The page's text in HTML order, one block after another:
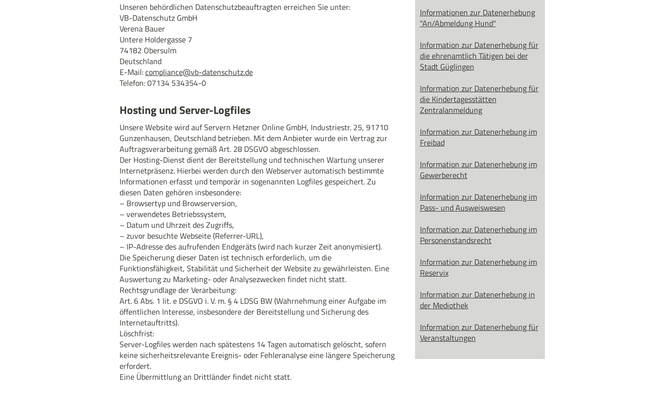
Unseren behördlichen Datenschutzbeauftragten erreichen Sie unter:
VB-Datenschutz GmbH
Verena Bauer
Untere Holdergasse 7
74182 Obersulm
Deutschland
E-Mail:compliance@vb-datenschutz.de
Telefon: 07134 534354-0
Hosting und Server-Logfiles
Unsere Website wird auf Servern Hetzner Online GmbH, Industriestr. 25, 91710
Gunzenhausen, Deutschland betrieben. Mit dem Anbieter wurde ein Vertrag zur
Auftragsverarbeitung gemäß Art. 28 DSGVO abgeschlossen.
Der Hosting-Dienst dient der Bereitstellung und technischen Wartung unserer
Internetpräsenz. Hierbei werden durch den Webserver automatisch bestimmte
Informationen erfasst und temporär in sogenannten Logfiles gespeichert. Zu
diesen Daten gehören insbesondere:
– Browsertyp und Browserversion,
– verwendetes Betriebssystem,
– Datum und Uhrzeit des Zugriffs,
– zuvor besuchte Webseite (Referrer-URL),
– IP-Adresse des aufrufenden Endgeräts (wird nach kurzer Zeit anonymisiert).
Die Speicherung dieser Daten ist technisch erforderlich, um die
Funktionsfähigkeit, Stabilität und Sicherheit der Website zu gewährleisten. Eine
Auswertung zu Marketing- oder Analysezwecken findet nicht statt.
Rechtsgrundlage der Verarbeitung:
Art. 6 Abs. 1 lit. e DSGVO i. V. m. § 4 LDSG BW (Wahrnehmung einer Aufgabe im
öffentlichen Interesse, insbesondere der Bereitstellung und Sicherung des
Internetauftritts).
Löschfrist:
Server-Logfiles werden nach spätestens 14 Tagen automatisch gelöscht, sofern
keine sicherheitsrelevante Ereignis- oder Fehleranalyse eine längere Speicherung
erfordert.
Eine Übermittlung an Drittländer findet nicht statt.
Informationen zur Datenerhebung
"An/Abmeldung Hund"
Information zur Datenerhebung für
die ehrenamtlich Tätigen bei der
Stadt Güglingen
Information zur Datenerhebung für
die Kindertagesstätten
Zentralanmeldung
Information zur Datenerhebung im
Freibad
Information zur Datenerhebung im
Gewerberecht
Information zur Datenerhebung im
Pass- und Ausweiswesen
Information zur Datenerhebung im
Personenstandsrecht
Information zur Datenerhebung im
Reservix
Information zur Datenerhebung in
der Mediothek
Information zur Datenerhebung für
Veranstaltungen